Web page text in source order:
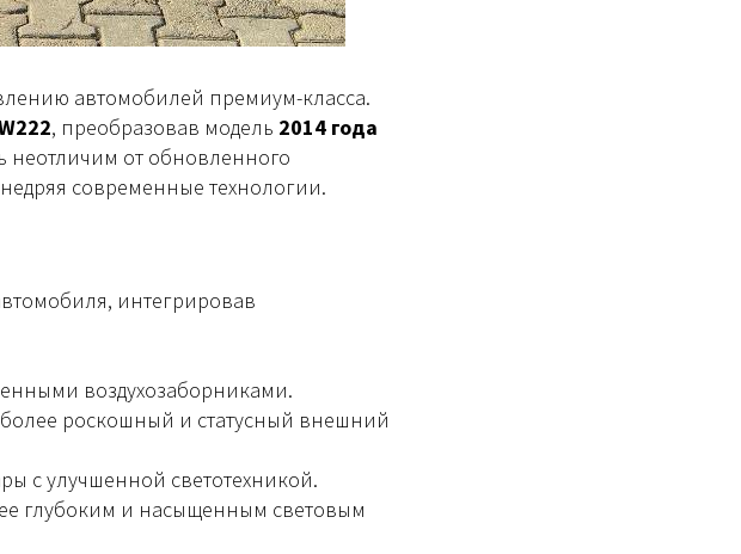
автомобилей премиум-класса.
, преобразовав модель 2014 года
неотличим от обновленного
современные технологии.
интегрировав
воздухозаборниками.
более роскошный и статусный внешний
с улучшенной светотехникой.
глубоким и насыщенным световым